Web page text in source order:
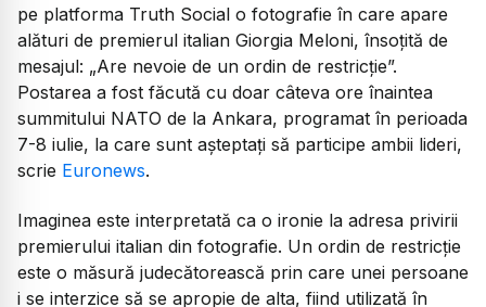
pe platforma Truth Social o fotografie în care apare
alături de premierul italian Giorgia Meloni, însoțită de
mesajul: „Are nevoie de un ordin de restricție”.
Postarea a fost făcută cu doar câteva ore înaintea
summitului NATO de la Ankara, programat în perioada
7-8 iulie, la care sunt așteptați să participe ambii lideri,
scrie Euronews.
Imaginea este interpretată ca o ironie la adresa privirii
premierului italian din fotografie. Un ordin de restricție
este o măsură judecătorească prin care unei persoane
i se interzice să se apropie de alta, fiind utilizată în